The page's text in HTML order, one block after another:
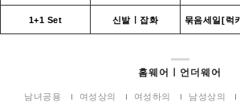
1+1 Set 신발ㅣ잡화 묶음세일[럭
홈웨어ㅣ언더웨어
남녀공용 여성상의 여성하의 남성상의